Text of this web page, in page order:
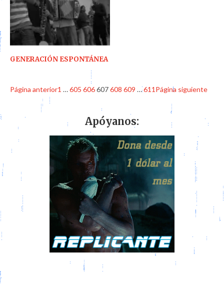
GENERACIÓN ESPONTÁNEA
Página anterior1 …605 606607608 609 …611 Página siguiente
Apóyanos: